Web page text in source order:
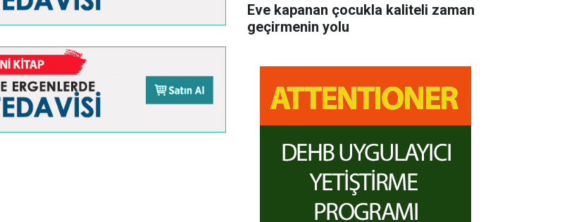
Eve kapanan çocukla kaliteli zaman
geçirmenin yolu